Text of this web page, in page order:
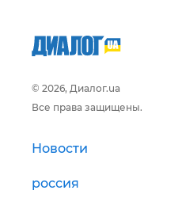
© 2026, Диалог.ua
Все права защищены.
Новости
россия